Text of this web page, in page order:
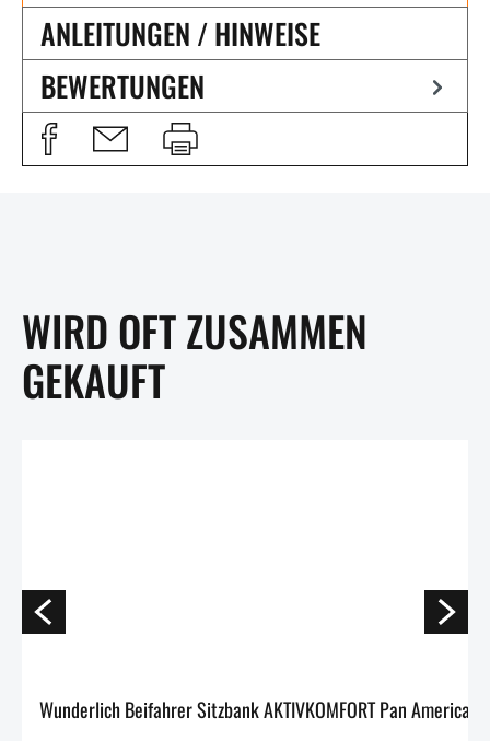
ANLEITUNGEN / HINWEISE
BEWERTUNGEN
WIRD OFT ZUSAMMEN
GEKAUFT